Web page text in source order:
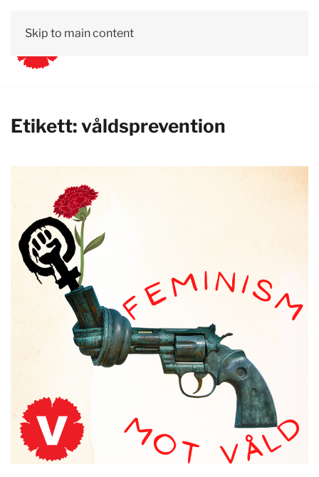
Skip to main content
Etikett:våldsprevention